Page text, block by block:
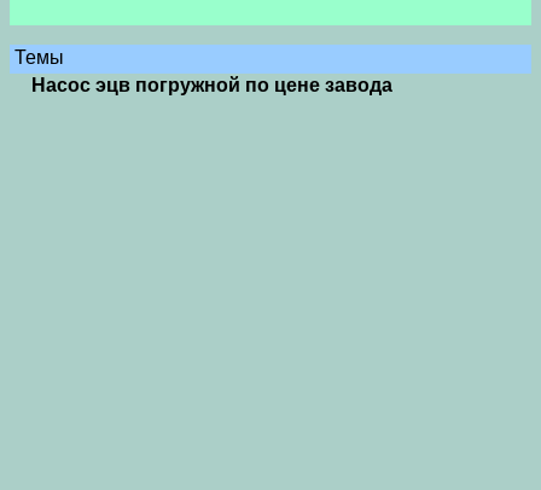
Темы
Насос эцв погружной по цене завода